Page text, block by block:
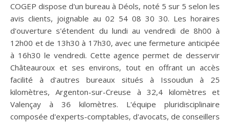
COGEP dispose d'un bureau à Déols, noté 5 sur 5 selon les
avis clients, joignable au 02 54 08 30 30. Les horaires
d'ouverture s'étendent du lundi au vendredi de 8h00 à
12h00 et de 13h30 à 17h30, avec une fermeture anticipée
à 16h30 le vendredi. Cette agence permet de desservir
Châteauroux et ses environs, tout en offrant un accès
facilité à d'autres bureaux situés à Issoudun à 25
kilomètres, Argenton-sur-Creuse à 32,4 kilomètres et
Valençay à 36 kilomètres. L'équipe pluridisciplinaire
composée d'experts-comptables, d'avocats, de conseillers